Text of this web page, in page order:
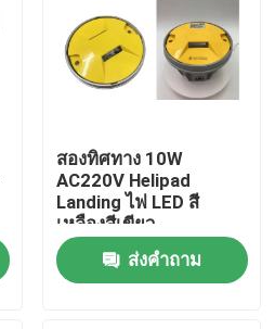
สองทิศทาง 10W
AC220V Helipad
Landing ไฟ LED สี
เหลืองสีเขียว
ส่งคำถาม